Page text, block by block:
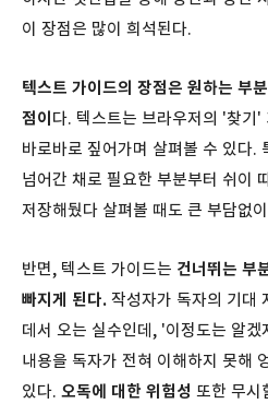
이 장점은 많이 희석된다.
텍스트 가이드의 장점은 원하는 부
점이 다. 텍스트는 브라우저의 '찾기
바로바로 짚어가며 살펴볼 수 있다.
넘어간 채로 필요한 부분부터 쉬이
저장해뒀다 살펴볼 때도 큰 부담없
반면, 텍스트 가이드는 건너뛰는 부
빠지게 된다. 작성자가 독자의 기대
데서 오는 실수인데, '이정도는 알
내용을 독자가 전혀 이해하지 못해
있다. 오독에 대한 위험성 또한 무시